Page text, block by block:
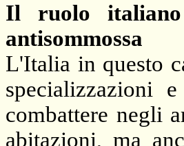
Il ruolo italiano
antisommossa
L'Italia in questo
specializzazioni
combattere negli
abitazioni, ma